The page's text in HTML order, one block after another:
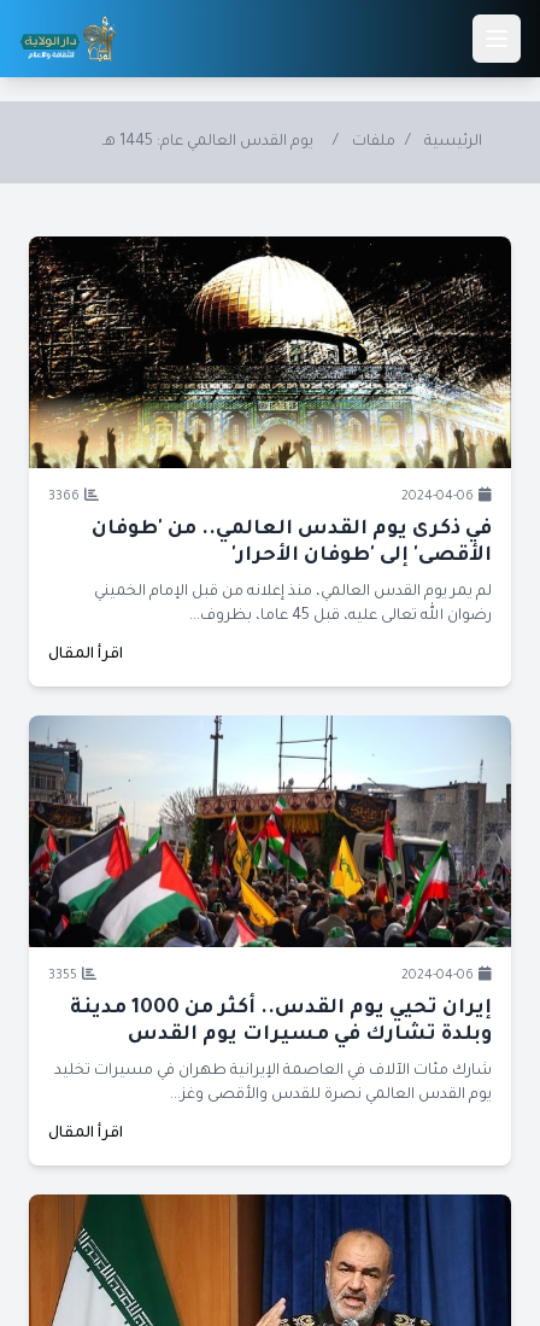
Skip to main content
الرئيسية / ملفات / يوم القدس العالمي عام: 1445 هـ
2024-04-06
3366
في ذكرى يوم القدس العالمي.. من 'طوفان
الأقصى' إلى 'طوفان الأحرار'
لم يمر يوم القدس العالمي، منذ إعلانه من قبل الإمام الخميني
رضوان الله تعالى عليه، قبل 45 عاما، بظروف...
اقرأ المقال
2024-04-06
3355
إيران تحيي يوم القدس.. أكثر من 1000 مدينة
وبلدة تشارك في مسيرات يوم القدس
شارك مئات الآلاف في العاصمة الإيرانية طهران في مسيرات تخليد
يوم القدس العالمي نصرة للقدس والأقصى وغز...
اقرأ المقال